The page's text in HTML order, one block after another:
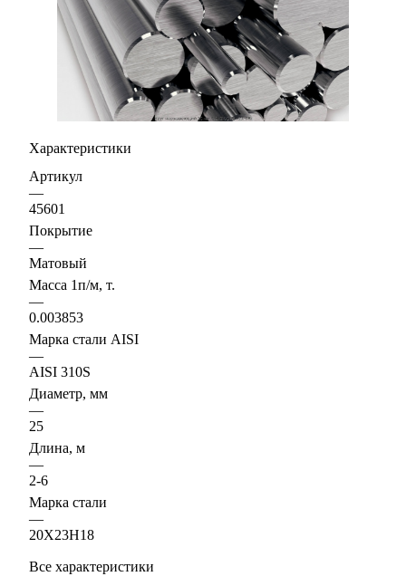
Характеристики
Артикул
—
45601
Покрытие
—
Матовый
Масса 1п/м, т.
—
0.003853
Марка стали AISI
—
AISI 310S
Диаметр, мм
—
25
Длина, м
—
2-6
Марка стали
—
20Х23Н18
Все характеристики